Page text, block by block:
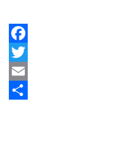
Facebook
Twitter
Email